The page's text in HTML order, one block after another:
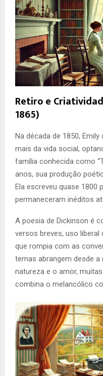
Retiro e
1865)
Na década de 1850,
mais da vida social,
família conhecida como
anos, sua produção
Ela escreveu quase 1800
permaneceram inéditos
A poesia de Dickinson é
versos breves, uso
que rompia com as
temas abrangem desde
natureza e o amor,
combina o melancólico